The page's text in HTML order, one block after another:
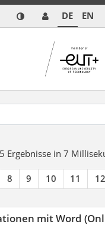
DE EN
Ergebnisse in 7
8 9 10 11 12
mit Word